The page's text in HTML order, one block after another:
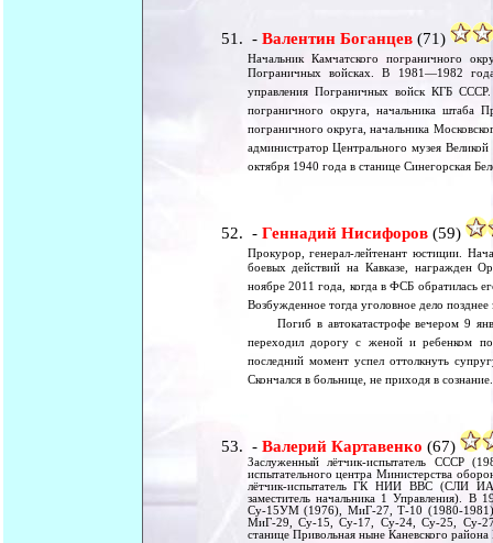
- Валентин Боганцев (71)
Начальник Камчатского пограничного
Пограничных войсках. В 1981—1982
управления Пограничных войск КГБ СССР.
пограничного округа, начальника штаба
пограничного округа, начальника
администратор Центрального музея
октября 1940 года в станице Синегорская
- Геннадий Нисифоров(59)
Прокурор, генерал-лейтенант юстиции.
боевых действий на Кавказе, награжден
ноябре 2011 года, когда в ФСБ обратилась
Возбужденное тогда уголовное дело
Погиб в автокатастрофе вечером 9
переходил дорогу с женой и ребенком
последний момент успел оттолкнуть
Скончался в больнице, не приходя в
- Валерий Картавенко (67)
Заслуженный лётчик-испытатель СССР
испытательного центра Министерства
лётчик-испытатель ГК НИИ ВВС (СЛИ
заместитель начальника 1 Управления). В
Су-15УМ (1976), МиГ-27, Т-10 (1980-
МиГ-29, Су-15, Су-17, Су-24, Су-25, Су-
станице Привольная ныне Каневского